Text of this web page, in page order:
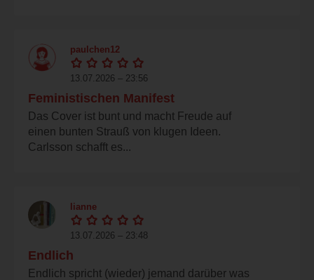
paulchen12
13.07.2026 – 23:56
Feministischen Manifest
Das Cover ist bunt und macht Freude auf
einen bunten Strauß von klugen Ideen.
Carlsson schafft es...
lianne
13.07.2026 – 23:48
Endlich
Endlich spricht (wieder) jemand darüber was